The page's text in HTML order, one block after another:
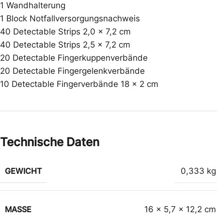
1 Wandhalterung
1 Block Notfallversorgungsnachweis
40 Detectable Strips 2,0 x 7,2 cm
40 Detectable Strips 2,5 x 7,2 cm
20 Detectable Fingerkuppenverbände
20 Detectable Fingergelenkverbände
10 Detectable Fingerverbände 18 x 2 cm
Technische Daten
GEWICHT 0,333 kg
MASSE 16 × 5,7 × 12,2 cm